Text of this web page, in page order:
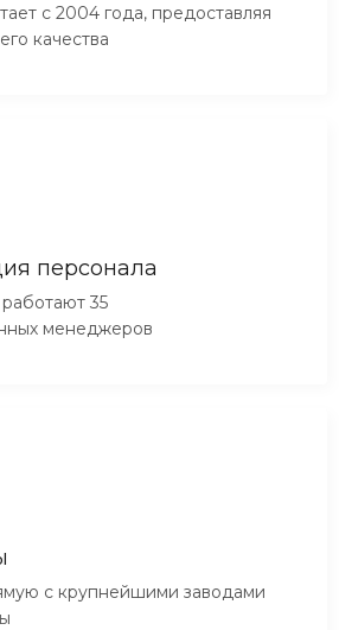
с 2004 года, предоставляя
качества
персонала
35
менеджеров
с крупнейшими заводами